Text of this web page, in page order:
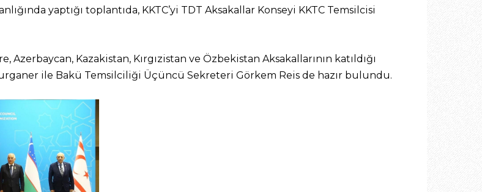
yaptığı toplantıda, KKTC’yi TDT Aksakallar Konseyi KKTC Temsilcisi
Azerbaycan, Kazakistan, Kırgızistan ve Özbekistan Aksakallarının katıldığı
ile Bakü Temsilciliği Üçüncü Sekreteri Görkem Reis de hazır bulundu.